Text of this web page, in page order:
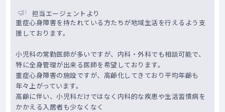
担当エージェントより
重症心身障害を持たれている方たちが地域生活を行えるよう支
援しております。
小児科の常勤医師が多いですが、内科・外科でも相談可能で、
特に全身管理が出来る医師を希望しております。
重症心身障害の施設ですが、高齢化してきており平均年齢も
年々上がっています。
高齢に伴い、小児科だけではなく内科的な疾患や生活習慣病を
かかえる入居者も少なくなく